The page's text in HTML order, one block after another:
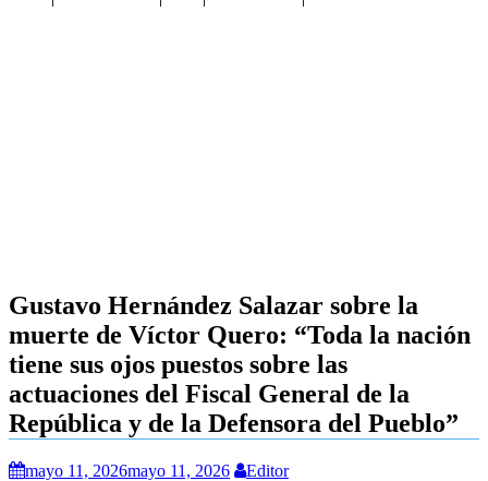
Gustavo Hernández Salazar sobre la
muerte de Víctor Quero: “Toda la nación
tiene sus ojos puestos sobre las
actuaciones del Fiscal General de la
República y de la Defensora del Pueblo”
mayo 11, 2026mayo 11, 2026 Editor